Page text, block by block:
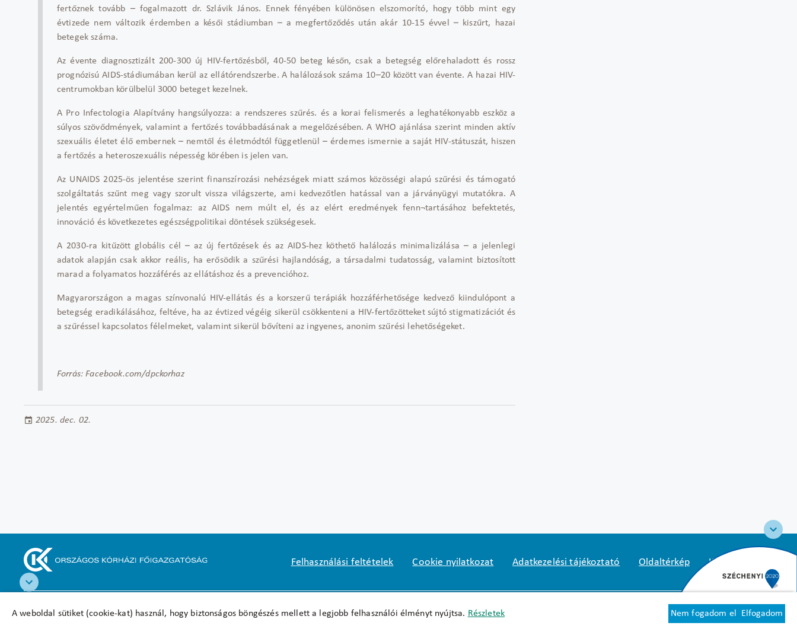
A weboldal sütiket (cookie-kat) használ, hogy biztonságos böngészés mellett a legjobb felhasználói élményt nyújtsa. Részletek Nem fogadom el Elfogadom
fertőznek tovább – fogalmazott dr. Szl ávik János. Ennek fényében különösen elszomorító, hogy több mint egy
évtizede nem változik érdemben a késői stádiumban – a megfertőződés után akár 10-15 évvel – kiszűrt, hazai
betegek száma.
Az évente diagnosztizált 200-300 új HIV-fertőzésből, 40-50 beteg későn, csak a betegség előrehaladottés rossz
prognózisú AIDS-stádiumában kerül az ellátórendszerbe. A halálozások száma 10–20 között van évente. A hazai HIV-
centrumokban körülbelül 3000 beteget kezelnek.
A Pro Infectologia Alapítvány hangsúlyozza: a rendszeres szűrés. és a korai felismerés a leghatékonyabb eszköz a
súlyos szövődmények, valamint a fertőzés továbbadásának a megelőzésében. A WHO ajánlása szerint minden aktív
szexuális életet él ő embernek– nemtőlés életmódtól függetlenül – érdemes ismernie a saját HIV-státuszát, hiszen
a fertőzés a heteroszexuális népesség körében is jelen van.
Az UNAIDS 2025-ös jelentése szerint finanszírozási nehézségek miatt számos közösségi alapú szűrési és támogató
szolgáltatás szűnt meg vagy szorult vissza világszerte, ami kedvezőtlen hatással van a járványügyi mutatókra. A
jelentés egyértelműen fogalmaz: az AIDS nem múlt el, és az elért eredmények fenn¬tartásához befektetés,
innováció és következetes egészségpolitikai döntések szükségesek.
A 2030-ra kitűzött globális cél – az új fertőzések és az AIDS-hez köthető hal álozás minimalizálása – a jelenlegi
adatok alapján csak akkor reális, ha erősödik a szűrési hajlandóság, a társadalmi tudatosság, valamint biztosított
marad a folyamatos hozzáférés az ellátáshoz és a prevencióhoz.
Magyarországon a magas színvonalú HIV-ellátás és a korszerű terápiák hozzáférhetősége kedvező kiindul ópont a
betegség eradikálásához, feltéve, ha az évtized végéig sikerül csökkenteni a HIV-fertőzötteket sújtó stigmatizációt és
a szűréssel kapcsolatos félelmeket, valamint sikerül bővíteni az ingyenes, anonim szűrési lehetőségeket.
Forrás: Facebook.com/dpckorhaz
2025. dec. 02.
Felhasználási feltételek Cookie nyilatkozat Adatkezelési tájékoztató Oldaltérkép Közadatkereső
Akadálymentesítési nyilatkozat Impresszum okfo@okfo.gov.hu +361 356 1522 1125 Budapest, Diós árok 3.